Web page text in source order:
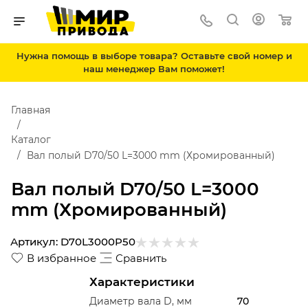
Нужна помощь в выборе товара? Оставьте свой номер и
наш менеджер Вам поможет!
Вал полый D70/50 L=3000
mm (Хромированный)
Главная
Каталог
Вал полый D70/50 L=3000 mm (Хромированный)
В избранное Сравнить
Артикул: D70L3000P50
Характеристики
Диаметр вала D, мм 70